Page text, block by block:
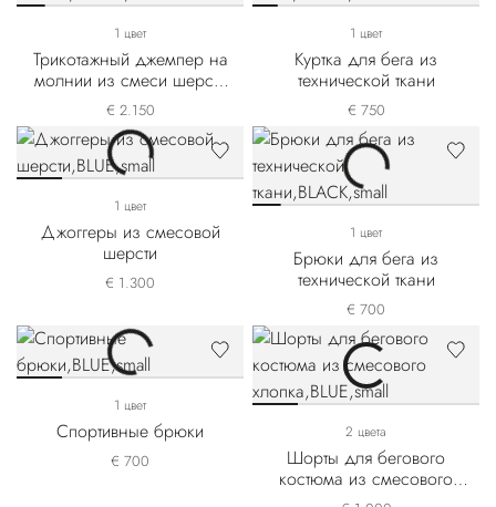
1 цвет
Трикотажный джемпер на
молнии из смеси шерсти
и хлопка
€ 2.150
1 цвет
Куртка для бега из
технической ткани
€ 750
1 цвет
Джоггеры из смесовой
шерсти
€ 1.300
1 цвет
Брюки для бега из
технической ткани
€ 700
1 цвет
Спортивные брюки
€ 700
2 цвета
Шорты для бегового
костюма из смесового
хлопка